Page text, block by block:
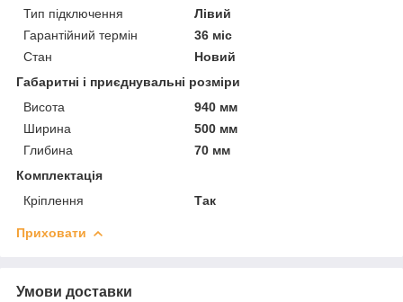
Тип підключення
Лівий
Гарантійний термін
36 міс
Стан
Новий
Габаритні і приєднувальні розміри
Висота
940 мм
Ширина
500 мм
Глибина
70 мм
Комплектація
Кріплення
Так
Приховати
Умови доставки